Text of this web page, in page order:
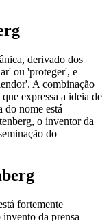
derivado dos
ou 'proteger', e
A combinação
expressa a ideia de
do nome está
o inventor da
do
fortemente
invento da prensa